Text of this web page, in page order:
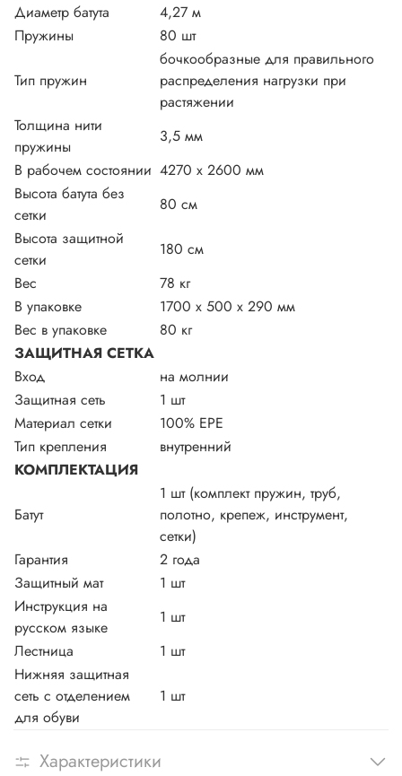
Диаметр батута
4,27 м
Пружины
80 шт
Тип пружин
бочкообразные для правильного
распределения нагрузки при
растяжении
Толщина нити
пружины
3,5 мм
В рабочем состоянии 4270 х 2600 мм
Высота батута без
сетки
80 см
Высота защитной
сетки
180 см
Вес
78 кг
В упаковке
1700 х 500 х 290 мм
Вес в упаковке
80 кг
ЗАЩИТНАЯ СЕТКА
Вход
на молнии
Защитная сеть
1 шт
Материал сетки
100% EPE
Тип крепления
внутренний
КОМПЛЕКТАЦИЯ
Батут
1 шт (комплект пружин, труб,
полотно, крепеж, инструмент,
сетки)
Гарантия
2 года
Защитный мат
1 шт
Инструкция на
русском языке
1 шт
Лестница
1 шт
Нижняя защитная
сеть с отделением
для обуви
1 шт
Характеристики